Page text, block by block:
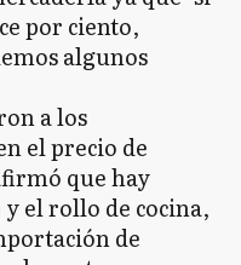
por ciento,
algunos
a los
el precio de
que hay
y el rollo de cocina,
de